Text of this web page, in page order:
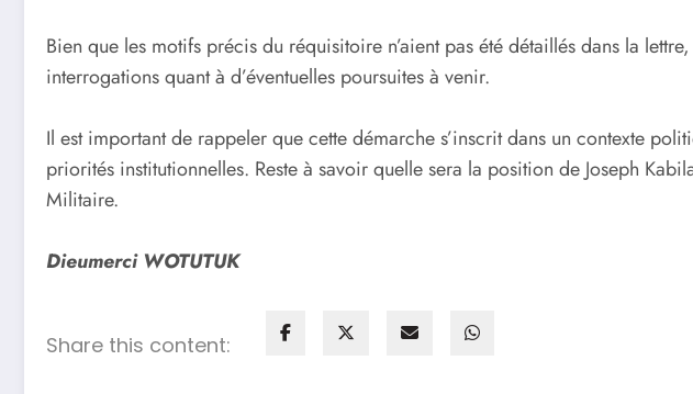
Bien que les motifs précis du réquisitoire n’aient pas été détaillés dans la
interrogations quant à d’éventuelles poursuites à venir.
Il est important de rappeler que cette démarche s’inscrit dans un contexte
priorités institutionnelles. Reste à savoir quelle sera la position de Joseph
Militaire.
Dieumerci WOTUTUK
Share this content: